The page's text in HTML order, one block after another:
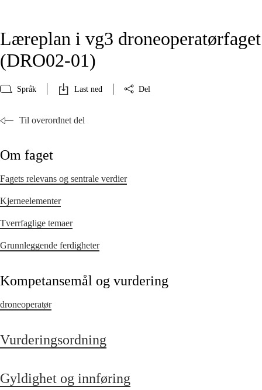
Læreplan i vg3 droneoperatørfaget
(DRO02‑01)
Språk Last ned Del
Til overordnet del
Om faget
Fagets relevans og sentrale verdier
Kjerneelementer
Tverrfaglige temaer
Grunnleggende ferdigheter
Kompetansemål og vurdering
droneoperatør
Vurderingsordning
Gyldighet og innføring